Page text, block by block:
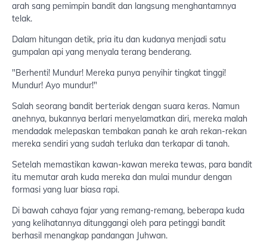
arah sang pemimpin bandit dan langsung menghantamnya
telak.
Dalam hitungan detik, pria itu dan kudanya menjadi satu
gumpalan api yang menyala terang benderang.
"Berhenti! Mundur! Mereka punya penyihir tingkat tinggi!
Mundur! Ayo mundur!"
Salah seorang bandit berteriak dengan suara keras. Namun
anehnya, bukannya berlari menyelamatkan diri, mereka malah
mendadak melepaskan tembakan panah ke arah rekan-rekan
mereka sendiri yang sudah terluka dan terkapar di tanah.
Setelah memastikan kawan-kawan mereka tewas, para bandit
itu memutar arah kuda mereka dan mulai mundur dengan
formasi yang luar biasa rapi.
Di bawah cahaya fajar yang remang-remang, beberapa kuda
yang kelihatannya ditunggangi oleh para petinggi bandit
berhasil menangkap pandangan Juhwan.